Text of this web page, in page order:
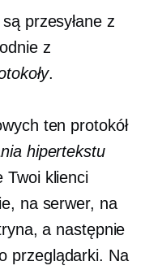
przesyłane z
z
.
ten protokół
hipertekstu
Twoi klienci
na serwer, na
a następnie
przeglądarki. Na